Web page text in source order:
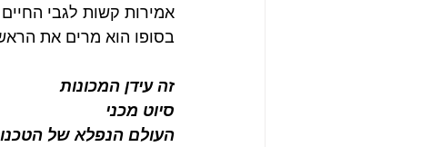
אמירות קשות לגבי
בסופו הוא מרים את
זה עידן המכונות
סיוט מכני
העולם הנפלא של